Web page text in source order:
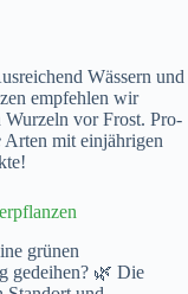
Wässern und
empfehlen wir
Wurzeln vor Frost. Pro-
Arten mit einjährigen
grünen
gedeihen? 🌿 Die